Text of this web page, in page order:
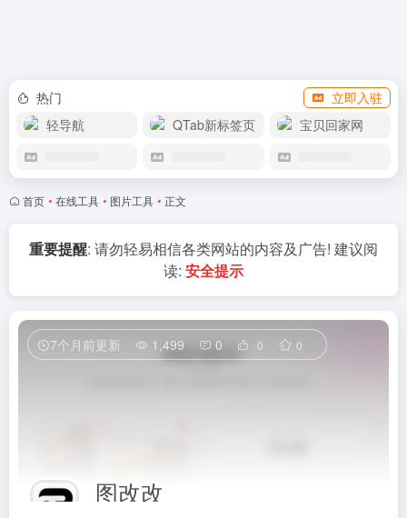
热门
立即入驻
轻导航
QTab新标签页 宝贝回家网
首页 • 在线工具 • 图片工具 • 正文
重要提醒: 请勿轻易相信各类网站的内容及广告! 建议阅
读: 安全提示
7个月前更新 1,499 0 0 0
图改改